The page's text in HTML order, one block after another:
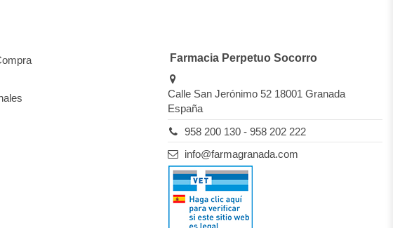
Farmacia Perpetuo Socorro
Calle San Jerónimo 52 18001 Granada
España
958 200 130 - 958 202 222
info@farmagranada.com